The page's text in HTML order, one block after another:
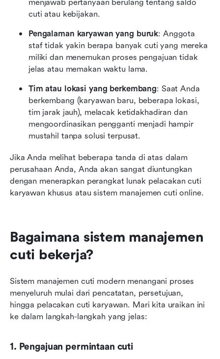
menjawab pertanyaan berulang tentang saldo
cuti atau kebijakan.
Pengalaman karyawan yang buruk: Anggota
staf tidak yakin berapa banyak cuti yang mereka
miliki dan menemukan proses pengajuan tidak
jelas atau memakan waktu lama.
Tim atau lokasi yang berkembang: Saat Anda
berkembang (karyawan baru, beberapa lokasi,
tim jarak jauh), melacak ketidakhadiran dan
mengoordinasikan pengganti menjadi hampir
mustahil tanpa solusi terpusat.
Jika Anda melihat beberapa tanda di atas dalam
perusahaan Anda, Anda akan sangat diuntungkan
dengan menerapkan perangkat lunak pelacakan cuti
karyawan khusus atau sistem manajemen cuti online.
Bagaimana sistem manajemen
cuti bekerja?
Sistem manajemen cuti modern menangani proses
menyeluruh mulai dari pencatatan, persetujuan,
hingga pelacakan cuti karyawan. Mari kita uraikan ini
ke dalam langkah-langkah yang jelas:
1. Pengajuan permintaan cuti